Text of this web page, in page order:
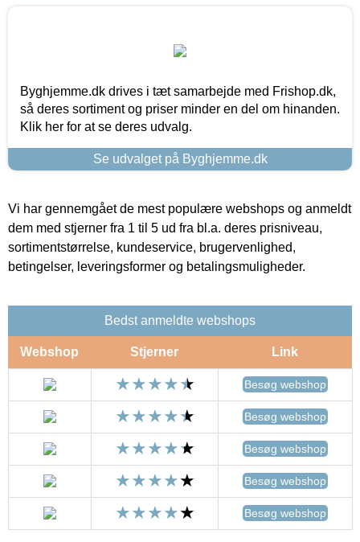
Byghjemme.dk drives i tæt samarbejde med Frishop.dk,
så deres sortiment og priser minder en del om hinanden.
Klik her for at se deres udvalg.
Se udvalget på Byghjemme.dk
Vi har gennemgået de mest populære webshops og anmeldt
dem med stjerner fra 1 til 5 ud fra bl.a. deres prisniveau,
sortimentstørrelse, kundeservice, brugervenlighed,
betingelser, leveringsformer og betalingsmuligheder.
Bedst anmeldte webshops
Webshop Stjerner Link
Besøg webshop
Besøg webshop
Besøg webshop
Besøg webshop
Besøg webshop